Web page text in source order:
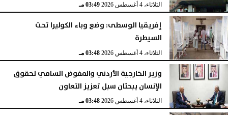
الثلاثاء، 4 أغسطس 2026 03:49 مـ
إفريقيا الوسطى: وضع وباء الكوليرا تحت
السيطرة
الثلاثاء، 4 أغسطس 2026 03:48 مـ
وزير الخارجية الأردني والمفوض السامي لحقوق
الإنسان يبحثان سبل تعزيز التعاون
الثلاثاء، 4 أغسطس 2026 03:48 مـ